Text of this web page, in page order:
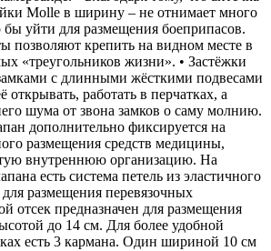
Molle в ширину – не отнимает много
бы уйти для размещения боеприпасов.
позволяют крепить на видном месте в
«треугольников жизни». • Застёжки
с длинными жёсткими подвесами
открывать, работать в перчатках, а
шума от звона замков о саму молнию.
дополнительно фиксируется на
размещения средств медицины,
внутреннюю организацию. На
есть система петель из эластичного
размещения перевязочных
отсек предназначен для размещения
до 14 см. Для более удобной
есть 3 кармана. Один шириной 10 см